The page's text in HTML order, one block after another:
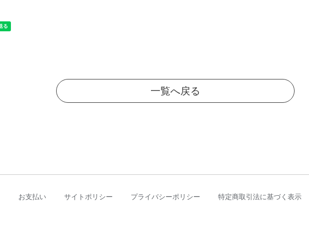
一覧へ戻る
お支払い サイトポリシー プライバシーポリシー 特定商取引法に基づく表示